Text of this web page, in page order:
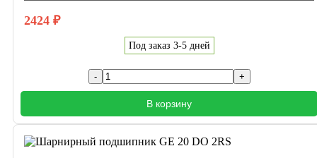
2424 ₽
Под заказ 3-5 дней
В корзину